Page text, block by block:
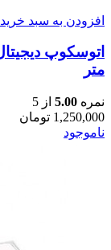
افزودن به سبد خرید
متر
نمره 5.00 از 5
1,250,000 تومان
ناموجود